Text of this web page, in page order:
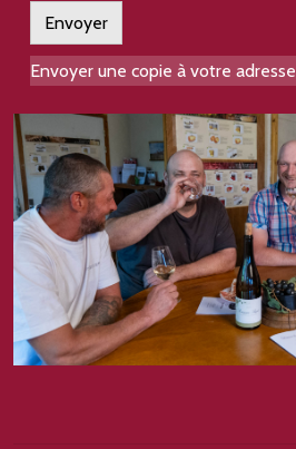
Envoyer
Envoyer une copie à votre adresse